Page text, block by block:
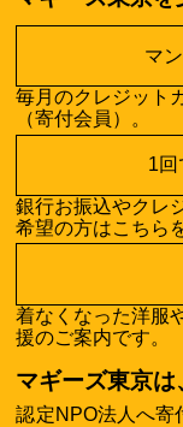
マ
毎月のクレジット
（寄付会員）。
1回
銀行お振込やクレ
希望の方はこちら
着なくなった洋服
援のご案内です。
マギーズ東京
認定NPO法人へ寄